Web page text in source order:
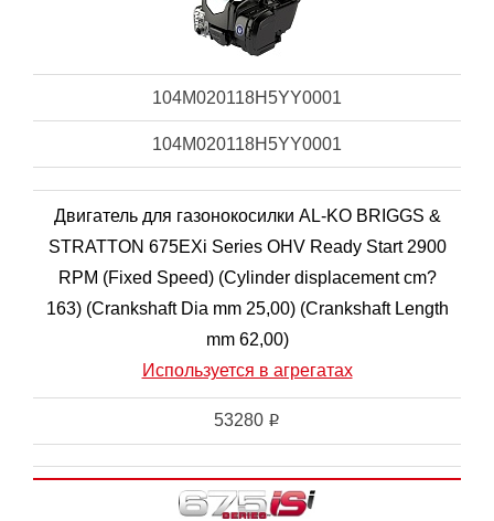
104M020118H5YY0001
104M020118H5YY0001
Двигатель для газонокосилки AL-KO BRIGGS &
STRATTON 675EXi Series OHV Ready Start 2900
RPM (Fixed Speed) (Cylinder displacement cm?
163) (Crankshaft Dia mm 25,00) (Crankshaft Length
mm 62,00)
Используется в агрегатах
53280 i